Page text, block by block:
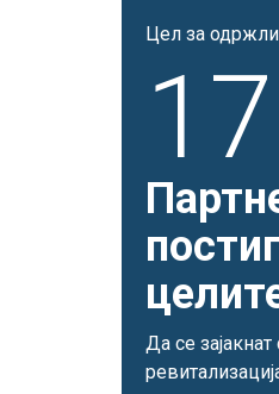
Цел за
17
Да се